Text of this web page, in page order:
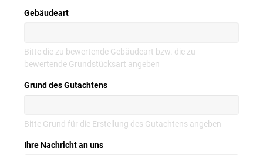
Gebäudeart
Bitte die zu bewertende Gebäudeart bzw. die zu
bewertende Grundstücksart angeben
Grund des Gutachtens
Bitte Grund für die Erstellung des Gutachtens angeben
Ihre Nachricht an uns